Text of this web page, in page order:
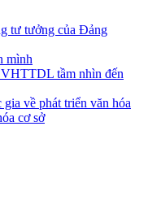
tư tưởng của Đảng
mình
tầm nhìn đến
về phát triển văn hóa
cơ sở